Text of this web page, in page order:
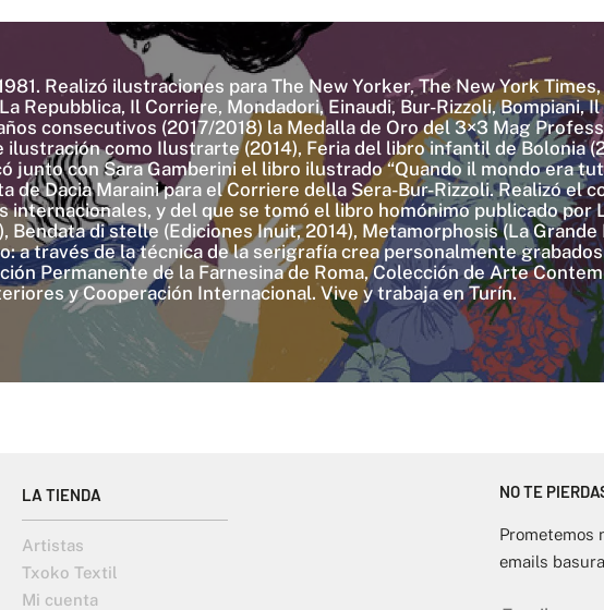
Realizó ilustraciones para The New Yorker, The New York
Repubblica, Il Corriere, Mondadori, Einaudi, Bur-Rizzoli, Bompiani,
consecutivos (2017/2018) la Medalla de Oro del 3×3 Mag
como Ilustrarte (2014), Feria del libro infantil de Bolonia
junto con Sara Gamberini el libro ilustrado “Quando il mondo era
Dacia Maraini para el Corriere della Sera-Bur-Rizzoli. Realizó el
y del que se tomó el libro homónimo publicado por
Bendata di stelle (Ediciones Inuit, 2014), Metamorphosis (La
a través de la técnica de la serigrafía crea personalmente
Permanente de la Farnesina de Roma, Colección de Arte
y Cooperación Internacional. Vive y trabaja en Turín.
LA TIENDA
Artistas
Txoko Textil
Mi cuenta
NO TE
Prometemos
emails